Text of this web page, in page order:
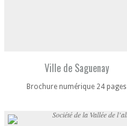
Ville de Saguenay
Brochure numérique 24 pages